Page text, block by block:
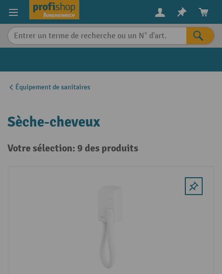
content
Équipement de sanitaires
Sèche-cheveux
Votre sélection: 9 des produits